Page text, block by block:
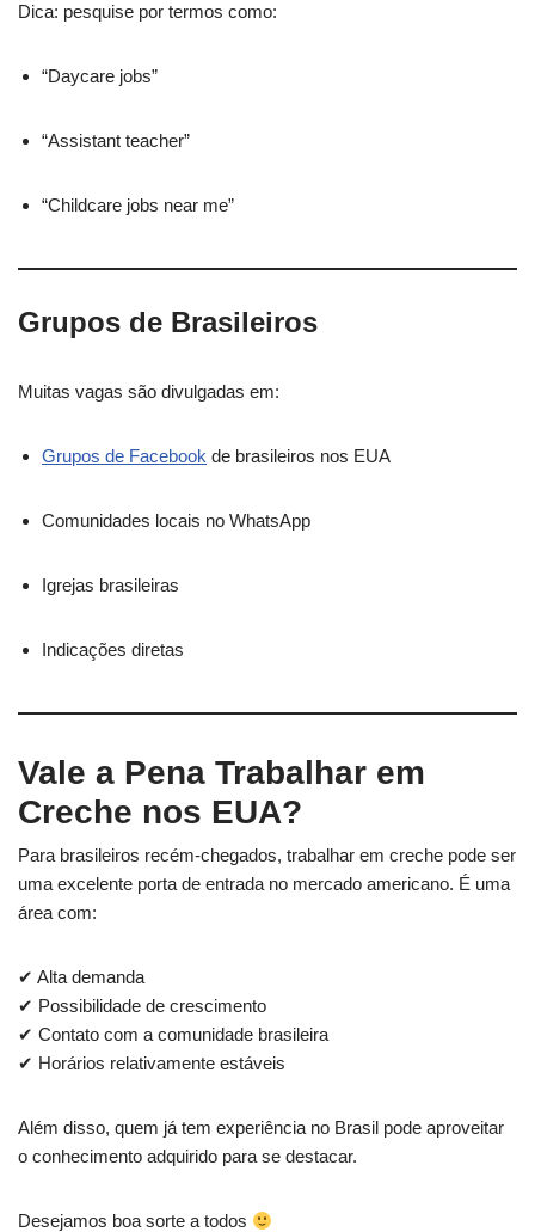
Dica: pesquise por termos como:
“Daycare jobs”
“Assistant teacher”
“Childcare jobs near me”
Grupos de Brasileiros
Muitas vagas são divulgadas em:
Grupos de Facebook de brasileiros nos EUA
Comunidades locais no WhatsApp
Igrejas brasileiras
Indicações diretas
Vale a Pena Trabalhar em
Creche nos EUA?
Para brasileiros recém-chegados, trabalhar em creche pode ser
uma excelente porta de entrada no mercado americano. É uma
área com:
✔ Alta demanda
✔ Possibilidade de crescimento
✔ Contato com a comunidade brasileira
✔ Horários relativamente estáveis
Além disso, quem já tem experiência no Brasil pode aproveitar
o conhecimento adquirido para se destacar.
Desejamos boa sorte a todos